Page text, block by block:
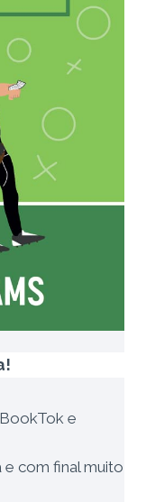
e
e com final muito